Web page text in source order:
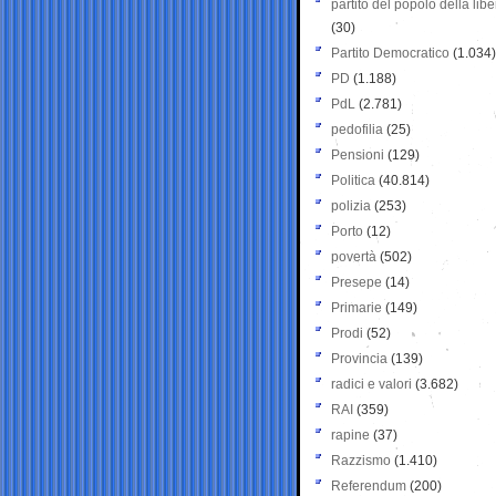
partito del popolo della
(30)
Partito Democratico (1.034)
PD (1.188)
PdL (2.781)
pedofilia (25)
Pensioni (129)
Politica (40.814)
polizia (253)
Porto (12)
povertà (502)
Presepe (14)
Primarie (149)
Prodi (52)
Provincia (139)
radici e valori (3.682)
RAI (359)
rapine (37)
Razzismo (1.410)
Referendum (200)